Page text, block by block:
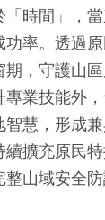
時間」，
率。透過
，守護山區
業技能外
慧，形成
擴充原民
山域安全
社